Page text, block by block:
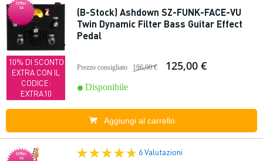
Offer
ta
10% DI SCONTO
EXTRA CON IL
CODICE:
EXTRA10
(B-Stock) Ashdown SZ-FUNK-FACE-VU
Twin Dynamic Filter Bass Guitar Effect
Pedal
Prezzo consigliato 196,00 € 125,00 €
Disponibile
Aggiungi al carrello
Offer
ta
6 Valutazioni